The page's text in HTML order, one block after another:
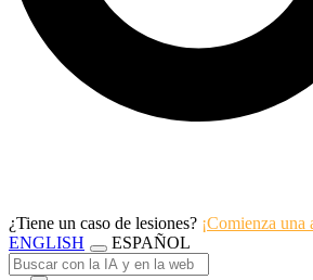
¿Tiene un caso de lesiones? ¡Comienza una
ENGLISH
ESPAÑOL